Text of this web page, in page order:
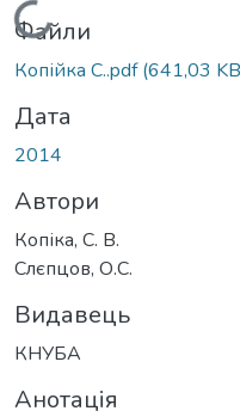
Вантажиться...
Файли
Копійка С..pdf(641,03
Дата
2014
Автори
Копіка, С. В.
Слєпцов, О.С.
Видавець
КНУБА
Анотація